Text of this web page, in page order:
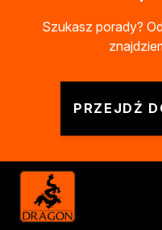
Rozcieńczalniki
Rozcieńczalniki BIO
Środki bioochronne
Ochrona i dekoracja
Farby w aerozolu
Impregnaty
Lakiery
Szukasz porady?
PRZEJDŹ